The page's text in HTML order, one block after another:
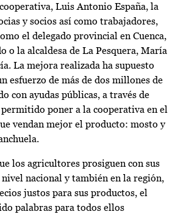
Luis Antonio España, la
y socios así como trabajadores,
el delegado provincial en Cuenca,
o la alcaldesa de La Pesquera, María
La mejora realizada ha supuesto
esfuerzo de más de dos millones de
con ayudas públicas, a través de
permitido poner a la cooperativa en el
vendan mejor el producto: mosto y
los agricultores prosiguen con sus
nacional y también en la región,
justos para sus productos, el
palabras para todos ellos